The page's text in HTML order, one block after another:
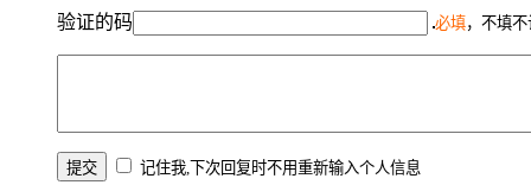
验证的码 必填，不填
记住我,下次回复时不用重新输入个人信息